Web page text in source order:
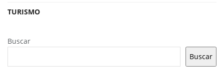
TURISMO
Buscar
Buscar